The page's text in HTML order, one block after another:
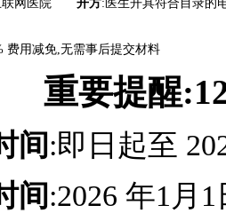
网医院 开方:医生开具符合目录的
费用减免,无需事后提交材料
重要提醒
间:即日起至
间:2026 年1月